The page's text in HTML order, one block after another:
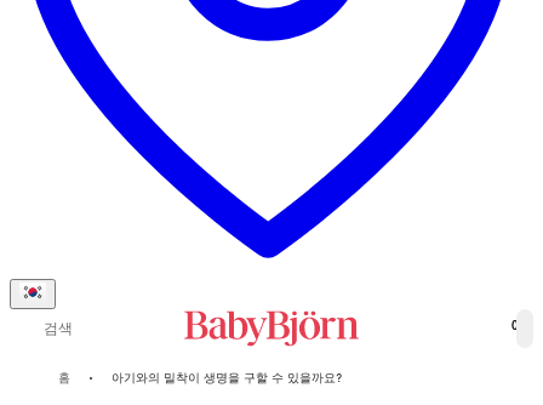
검색 0
홈 아기와의 밀착이 생명을 구할 수 있을까요?